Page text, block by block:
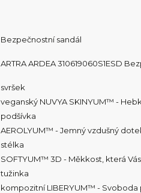
Bezpečnostní sandál
ARTRA ARDEA 310619060S1ESD
svršek
veganský NUVYA SKINYUM™ -
podšívka
AEROLYUM™ - Jemný vzdušný
stélka
SOFTYUM™ 3D - Měkkost, která Vás
tužinka
kompozitní LIBERYUM™ - Svoboda